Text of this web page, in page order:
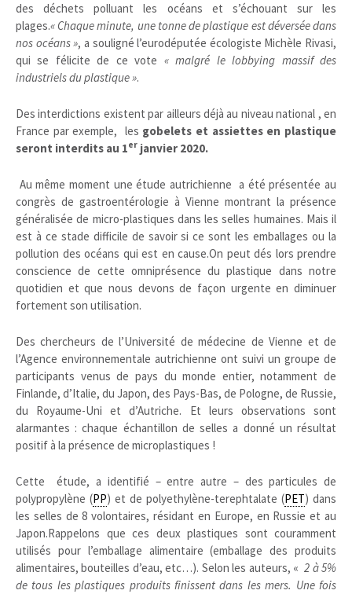
des déchets polluant les océans et s’échouant sur les
plages.« Chaque minute, une tonne de plastique est déversée dans
nos océans », a souligné l’eurodéputée écologiste Michèle Rivasi,
qui se félicite de ce vote « malgré le lobbying massif des
industriels du plastique ».
Des interdictions existent par ailleurs déjà au niveau national , en
France par exemple, les gobelets et assiettes en plastique
seront interdits au 1er janvier 2020.
Au même moment une étude autrichienne a été présentée au
congrès de gastroentérologie à Vienne montrant la présence
généralisée de micro-plastiques dans les selles humaines. Mais il
est à ce stade difficile de savoir si ce sont les emballages ou la
pollution des océans qui est en cause.On peut dés lors prendre
conscience de cette omniprésence du plastique dans notre
quotidien et que nous devons de façon urgente en diminuer
fortement son utilisation.
Des chercheurs de l’Université de médecine de Vienne et de
l’Agence environnementale autrichienne ont suivi un groupe de
participants venus de pays du monde entier, notamment de
Finlande, d’Italie, du Japon, des Pays-Bas, de Pologne, de Russie,
du Royaume-Uni et d’Autriche. Et leurs observations sont
alarmantes : chaque échantillon de selles a donné un résultat
positif à la présence de microplastiques !
Cette étude, a identifié – entre autre – des particules de
polypropylène (PP) et de polyethylène-terephtalate (PET) dans
les selles de 8 volontaires, résidant en Europe, en Russie et au
Japon.Rappelons que ces deux plastiques sont couramment
utilisés pour l’emballage alimentaire (emballage des produits
alimentaires, bouteilles d’eau, etc…). Selon les auteurs, «2 à 5%
de tous les plastiques produits finissent dans les mers. Une fois